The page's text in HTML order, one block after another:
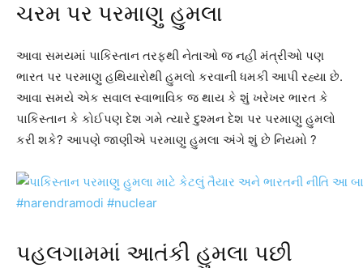
ચરમ પર પરમાણુ હુમલા
આવા સમયમાં પાકિસ્તાન તરફથી નેતાઓ જ નહીં મંત્રીઓ પણ
ભારત પર પરમાણુ હથિયારોથી હુમલો કરવાની ધમકી આપી રહ્યા છે.
આવા સમયે એક સવાલ સ્વાભાવિક જ થાય કે શું ખરેખર ભારત કે
પાકિસ્તાન કે કોઈપણ દેશ ગમે ત્યારે દુશ્મન દેશ પર પરમાણુ હુમલો
કરી શકે? આપણે જાણીએ પરમાણુ હુમલા અંગે શું છે નિયમો ?
પહલગામમાં આતંકી હુમલા પછી